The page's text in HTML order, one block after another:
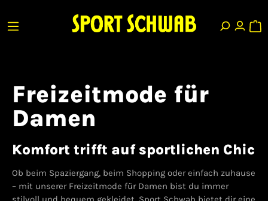
Freizeitmode für
Damen
Komfort trifft auf sportlichen Chic
Ob beim Spaziergang, beim Shopping oder einfach zuhause
– mit unserer Freizeitmode für Damen bist du immer